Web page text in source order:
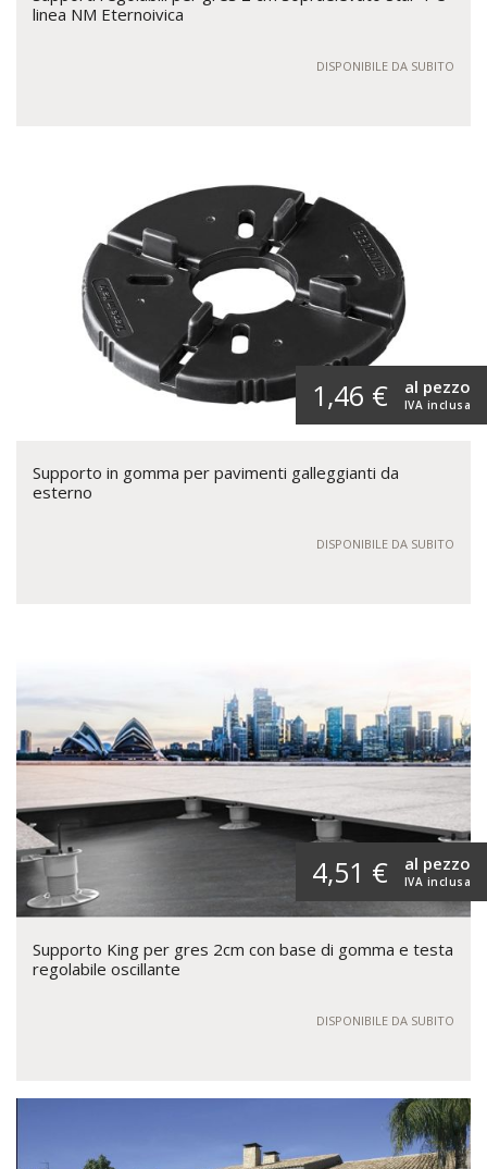
linea NM Eternoivica
DISPONIBILE DA SUBITO
1,46 € IVA inclusa
al pezzo
Supporto in gomma per pavimenti galleggianti da
esterno
DISPONIBILE DA SUBITO
4,51 € IVA inclusa
al pezzo
Supporto King per gres 2cm con base di gomma e testa
regolabile oscillante
DISPONIBILE DA SUBITO